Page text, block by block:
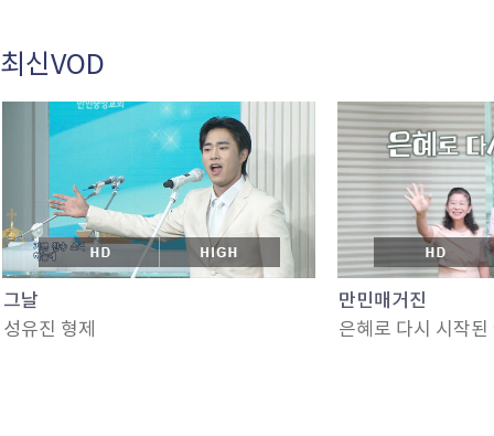
최신VOD
그날
성유진 형제
만민매거진
은혜로 다시 시작된